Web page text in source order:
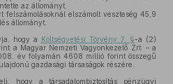
az állományt,
felszámolásoknál elszámolt veszteség 45,9
állományt.
hogy a Költségvetési Törvény 7. §-a (2)
a Magyar Nemzeti Vagyonkezelő Zrt. – a
év folyamán 4608 millió forint összegű
gazdasági társaságok részére.
hogy a társadalombiztosítás pénzügyi